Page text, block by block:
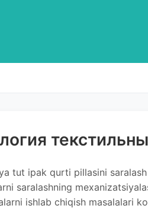
tut ipak qurti pillasini
saralashning
ishlab chiqish masalalari